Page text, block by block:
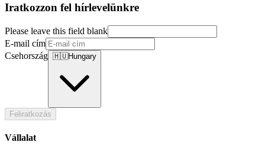
Iratkozzon fel hírlevelünkre
Please leave this field blank
E-mail cím
Csehország 🇭🇺Hungary
Feliratkozás
Vállalat